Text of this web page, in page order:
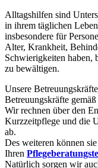
Alltagshilfen sind
in ihrem täglichen
insbesondere für
Alter, Krankheit,
Schwierigkeiten haben,
zu bewältigen.
Unsere
Betreuungskräfte
Wir rechnen über den
Kurzzeitpflege und die
ab.
Des weiteren können
Ihren
Natürlich sorgen wir